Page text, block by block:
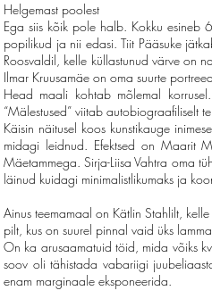
Helgemast poolest
Ega siis kõik pole halb. Kokku esineb
popilikud ja nii edasi. Tiit Pääsuke
Roosvaldil, kelle küllastunud värve on
Ilmar Kruusamäe on oma suurte
Head maali kohtab mõlemal
“Mälestused” viitab autobiograafiliselt
Käisin näitusel koos kunstikauge
midagi leidnud. Efektsed on Maarit
Mäetammega. Sirja-Liisa Vahtra oma
läinud kuidagi minimalistlikumaks ja
Ainus teemamaal on Kätlin Stahlilt,
pilt, kus on suurel pinnal vaid üks
On ka arusaamatuid töid, mida võiks
soov oli tähistada vabariigi
enam marginaale eksponeerida.